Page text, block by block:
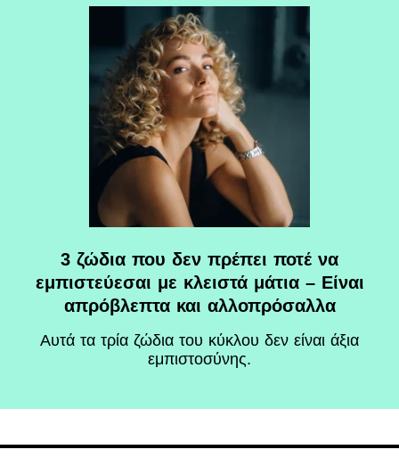
3 ζώδια που δεν πρέπει ποτέ να
εμπιστεύεσαι με κλειστά μάτια – Είναι
απρόβλεπτα και αλλοπρόσαλλα
Αυτά τα τρία ζώδια του κύκλου δεν είναι άξια
εμπιστοσύνης.